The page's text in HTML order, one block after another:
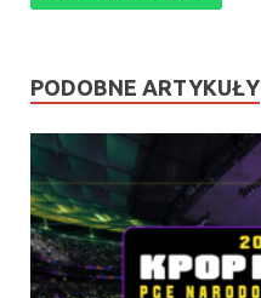
PODOBNE ARTYKUŁY